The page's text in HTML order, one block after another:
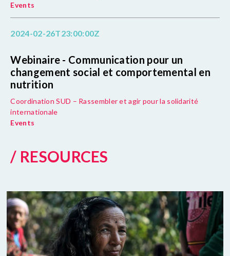
Events
2024-02-26T23:00:00Z
Webinaire - Communication pour un
changement social et comportemental en
nutrition
Coordination SUD – Rassembler et agir pour la solidarité
internationale
Events
/ RESOURCES